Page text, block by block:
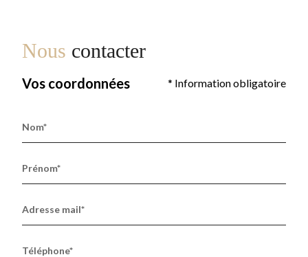
Nous contacter
Vos coordonnées * Information obligatoire
Nom*
Prénom*
Adresse mail*
Téléphone*